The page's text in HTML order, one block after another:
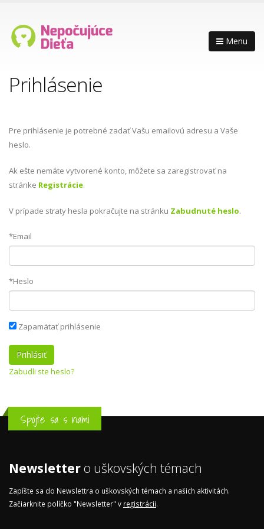
Menu
Prihlásenie
Pre prihlásenie je potrebné zadať Vašu emailovú adresu a Vaše
heslo.
Ak ešte nemáte vytvorené konto, môžete sa zaregistrovať na
stránke Registrácie.
V prípade straty hesla pokračujte na stránku Zabudnuté heslo.
*Email
*Heslo
Zapamätať prihlásenie
Zabudli ste heslo?
Spojte sa s nami
Newsletter o uškovských témach
Zapíšte sa do Newslettra o uškovských témach a našich aktivitách.
Začiarknite políčko "Newsletter" v registrácii.